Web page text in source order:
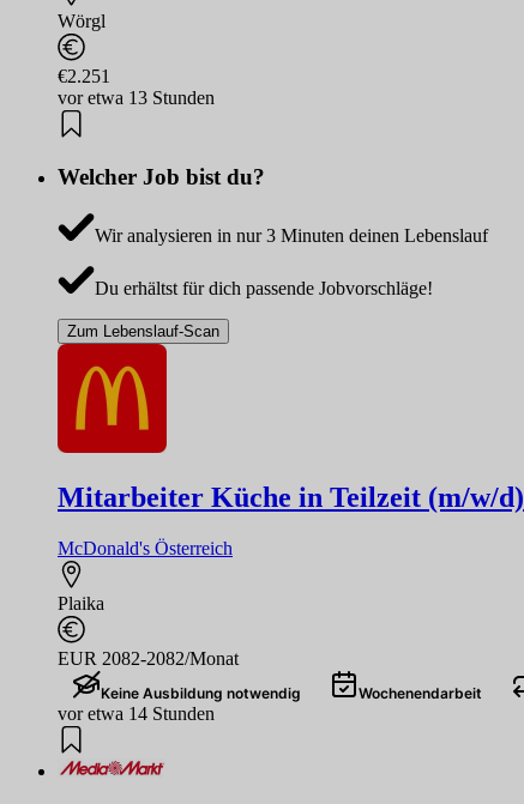
Wörgl
€2.251
vor etwa 13 Stunden
Welcher Job bist du?
Wir analysieren in nur 3 Minuten deinen Lebenslauf
Du erhältst für dich passende Jobvorschläge!
Zum Lebenslauf-Scan
Mitarbeiter Küche in Teilzeit (m/w/d)
McDonald's Österreich
Plaika
EUR 2082-2082/Monat
Keine Ausbildung notwendig Wochenendarbeit
vor etwa 14 Stunden